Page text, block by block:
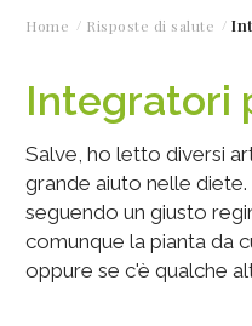
Home Risposte di salute
Integratori
Salve, ho letto diversi
grande aiuto nelle
seguendo un giusto
comunque la pianta da
oppure se c'è qualche